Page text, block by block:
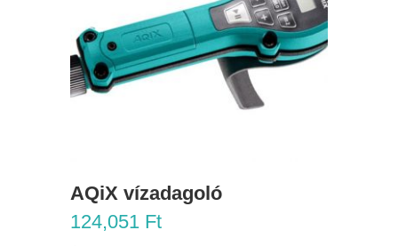
AQiX vízadagoló
124,051 Ft